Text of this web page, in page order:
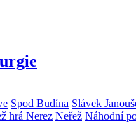
Spod Budína Slávek
hrá Nerez Neřež Náhodní